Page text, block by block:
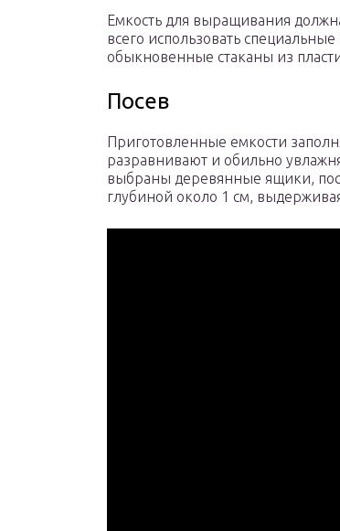
Емкость для выращивания
всего использовать
обыкновенные стаканы из
Посев
Приготовленные емкости
разравнивают и обильно
выбраны деревянные ящики,
глубиной около 1 см,